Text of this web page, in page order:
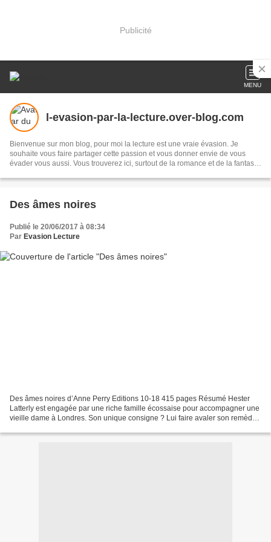
Publicité
MENU
l-evasion-par-la-lecture.over-blog.com
Bienvenue sur mon blog, pour moi la lecture est une vraie évasion. Je
souhaite vous faire partager cette passion et vous donner envie de vous
évader vous aussi. Vous trouverez ici, surtout de la romance et de la fantasy,
Des âmes noires
Publié le 20/06/2017 à 08:34
Par Evasion Lecture
Des âmes noires d’Anne Perry Editions 10-18 415 pages Résumé Hester
Latterly est engagée par une riche famille écossaise pour accompagner une
vieille dame à Londres. Son unique consigne ? Lui faire avaler son remède